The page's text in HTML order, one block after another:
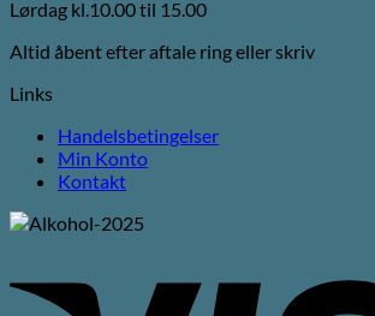
Lørdag kl.10.00 til 15.00
Altid åbent efter aftale ring eller skriv
Links
Handelsbetingelser
Min Konto
Kontakt